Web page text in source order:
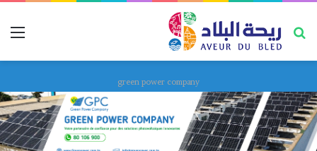
بحث عن
green power company